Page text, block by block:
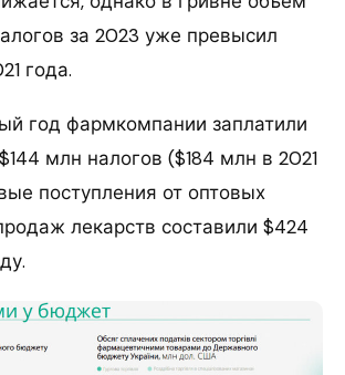
за 2023 уже превысил
года.
год фармкомпании заплатили
млн налогов ($184 млн в 2021
поступления от оптовых
лекарств составили $424